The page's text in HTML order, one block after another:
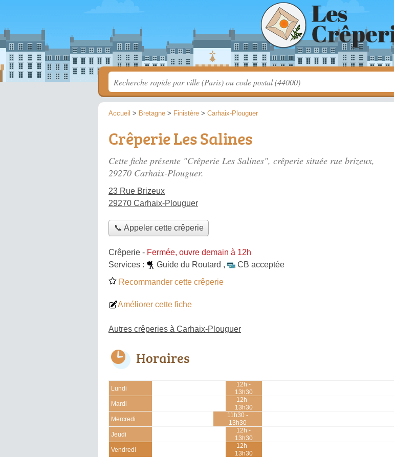
Accueil > Bretagne > Finistère > Carhaix-Plouguer
Crêperie Les Salines
Cette fiche présente "Crêperie Les Salines", crêperie située rue brizeux,
29270 Carhaix-Plouguer.
23 Rue Brizeux
29270 Carhaix-Plouguer
📞 Appeler cette crêperie
Crêperie - Fermée, ouvre demain à 12h
Services :
Guide du Routard ,
CB acceptée
Recommander cette crêperie
Améliorer cette fiche
Autres crêperies à Carhaix-Plouguer
Horaires
Lundi
12h -
13h30
Mardi
12h -
13h30
Mercredi
11h30 -
13h30
Jeudi
12h -
13h30
Vendredi
12h -
13h30